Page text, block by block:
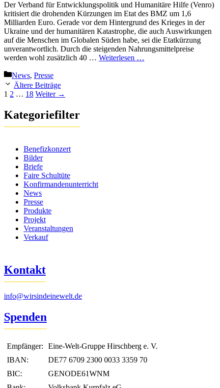
Der Verband für Entwicklungspolitik und Humanitäre Hilfe (Venro)
kritisiert die drohenden Kürzungen im Etat des BMZ um 1,6
Milliarden Euro. Gerade vor dem Hintergrund des Krieges in der
Ukraine und der humanitären Katastrophe, die auch Auswirkungen
auf die Menschen im Globalen Süden habe, sei die Etatkürzung
unverantwortlich. Durch die steigenden Nahrungsmittelpreise
werden wohl zusätzlich 40 … Weiterlesen …
Kategorien
News, Presse
Ältere Beiträge
Seite
1 Seite
2 … Seite
18 Weiter →
Kategoriefilter
Benefizkonzert
Bilder
Briefe
Faire Schultüte
Konfirmandenunterricht
News
Presse
Produkte
Projekt
Veranstaltungen
Verkauf
Kontakt
info@wirsindeinewelt.de
Spenden
Empfänger:
Eine-Welt-Gruppe Hirschberg e. V.
IBAN:
DE77 6709 2300 0033 3359 70
BIC:
GENODE61WNM